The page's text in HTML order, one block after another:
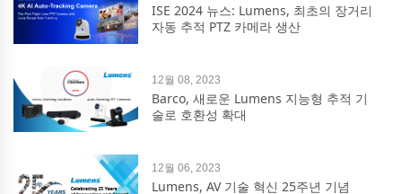
ISE 2024 뉴스: Lumens, 최초의 장거리
자동 추적 PTZ 카메라 생산
12월 08, 2023
Barco, 새로운 Lumens 지능형 추적 기
술로 호환성 확대
12월 06, 2023
Lumens, AV 기술 혁신 25주년 기념